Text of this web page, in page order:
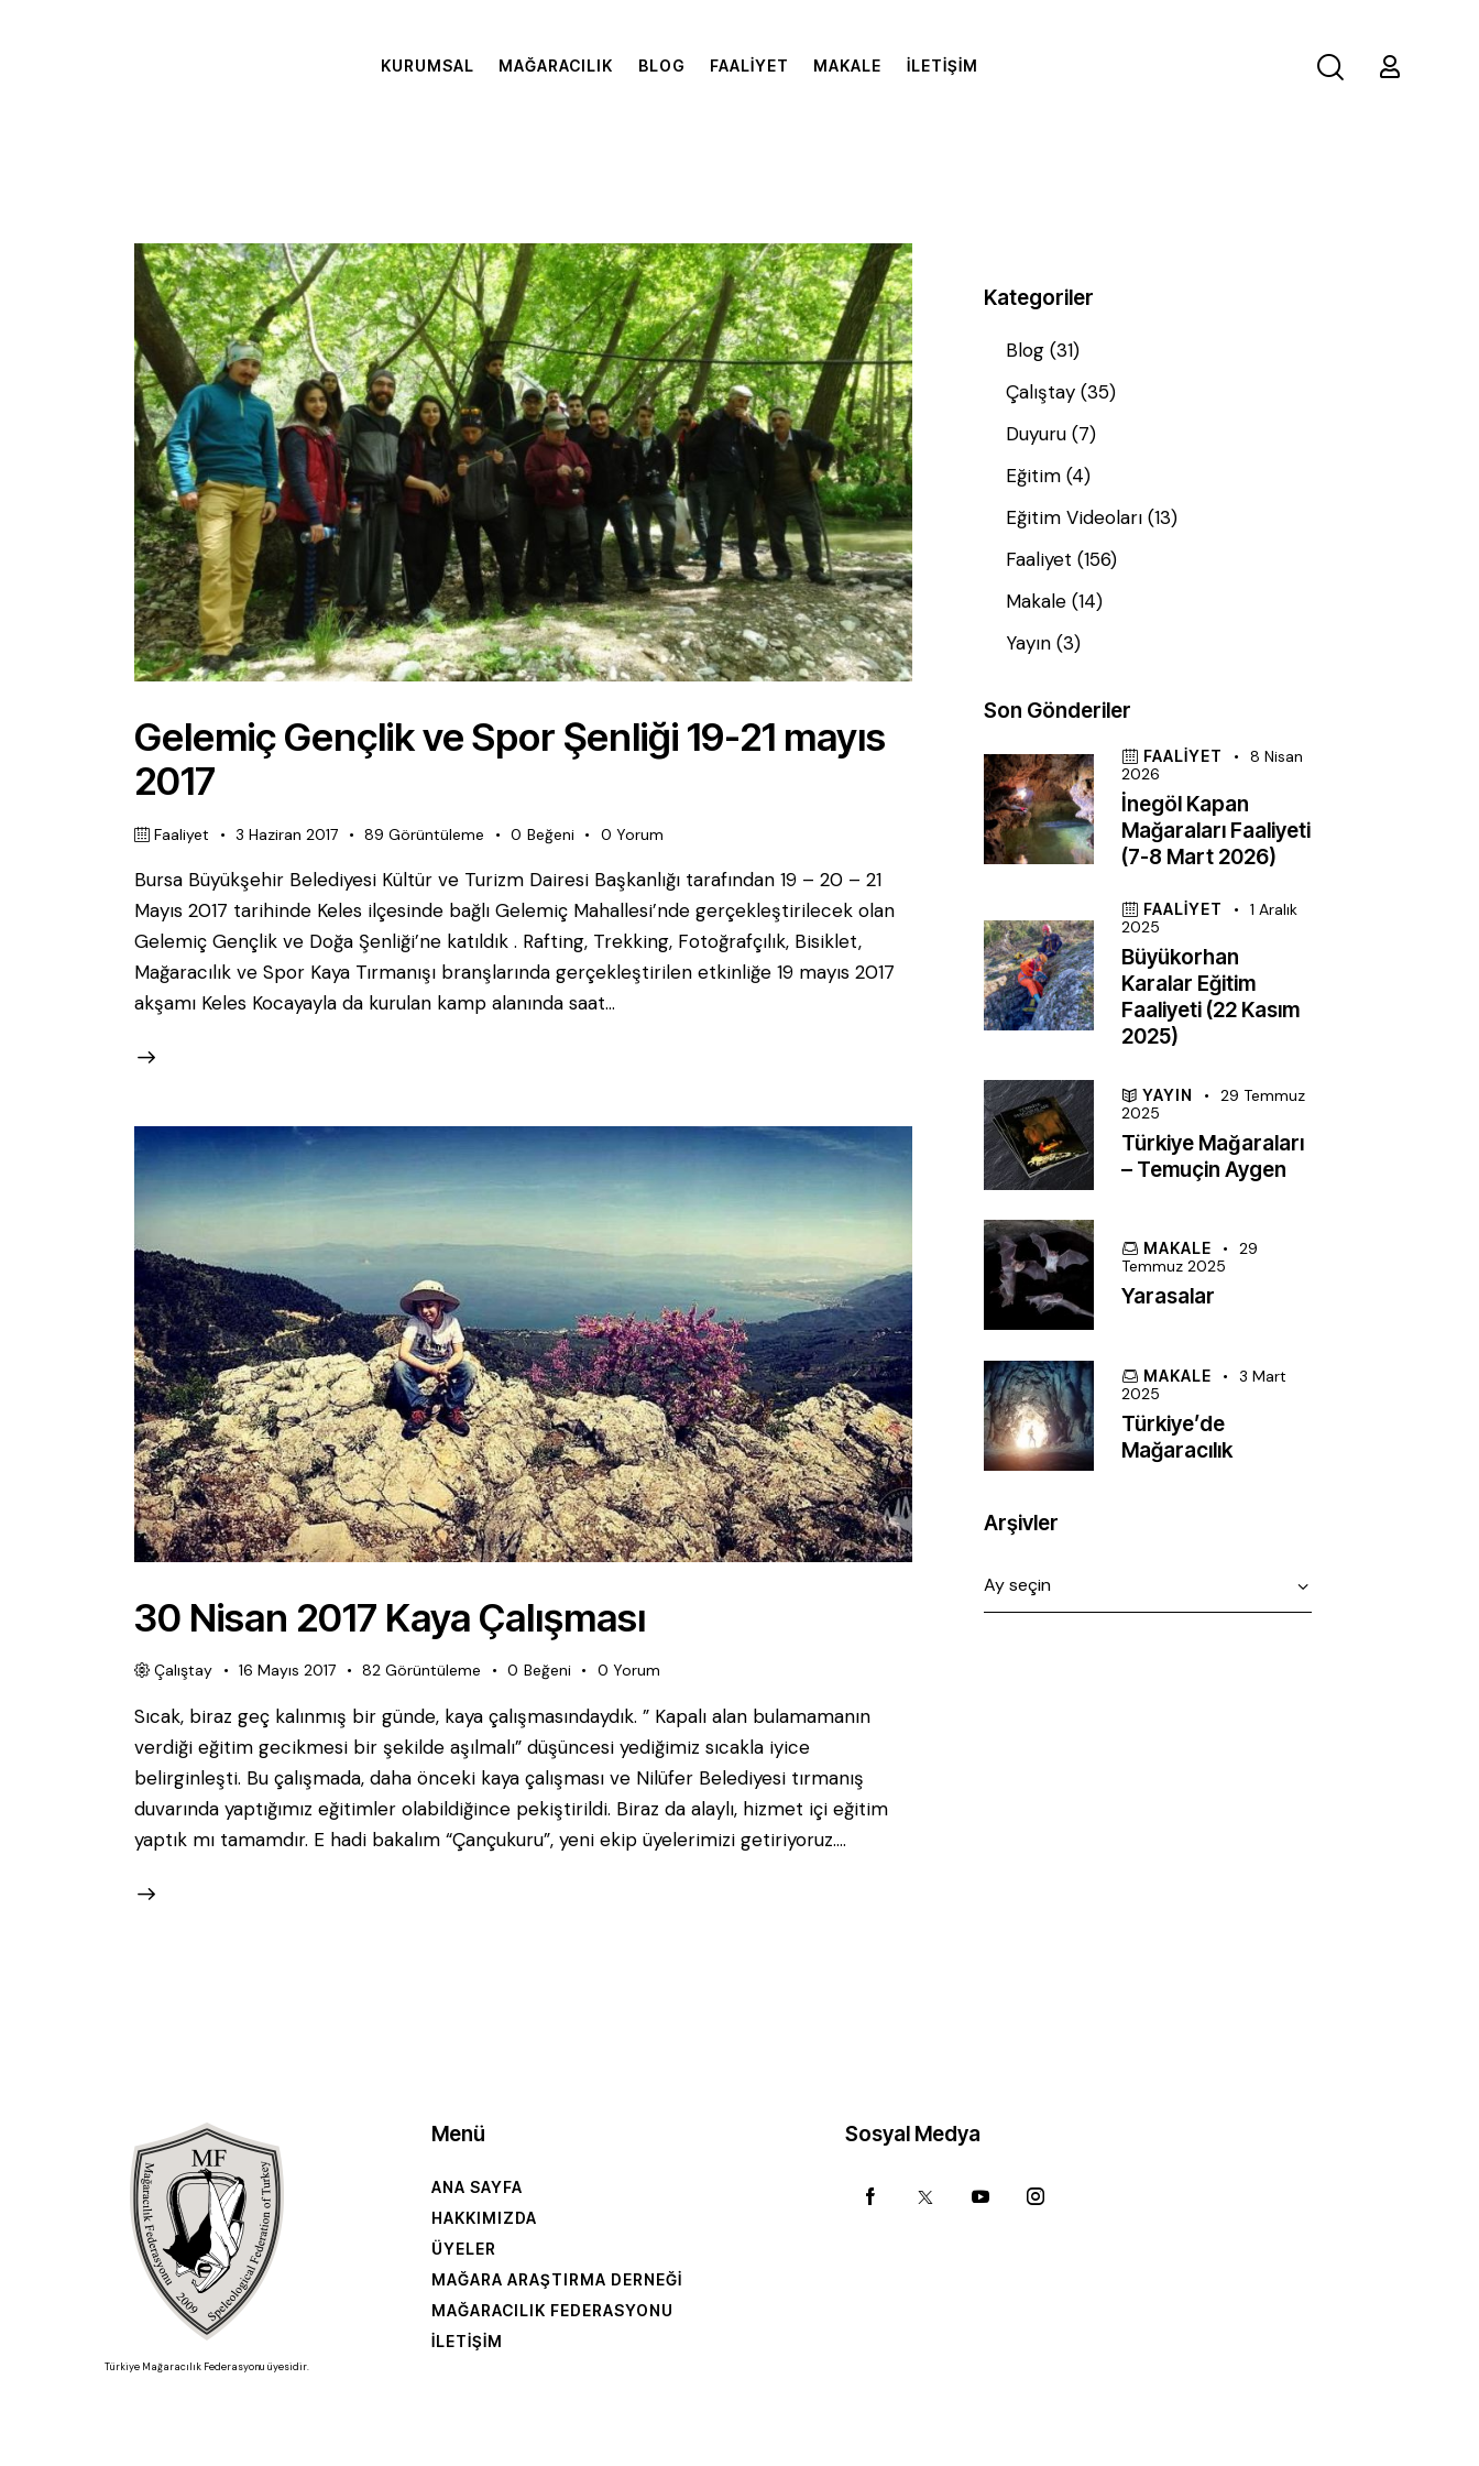
KURUMSAL MAĞARACILIK BLOG FAALIYET MAKALE İLETIŞIM
Gelemiç Gençlik ve Spor Şenliği 19-21 mayıs
2017
Faaliyet 3 Haziran 2017 89 Görüntüleme 0 Beğeni 0 Yorum
Bursa Büyükşehir Belediyesi Kültür ve Turizm Dairesi Başkanlığı tarafından 19 – 20 – 21
Mayıs 2017 tarihinde Keles ilçesinde bağlı Gelemiç Mahallesi’nde gerçekleştirilecek olan
Gelemiç Gençlik ve Doğa Şenliği’ne katıldık . Rafting, Trekking, Fotoğrafçılık, Bisiklet,
Mağaracılık ve Spor Kaya Tırmanışı branşlarında gerçekleştirilen etkinliğe 19 mayıs 2017
akşamı Keles Kocayayla da kurulan kamp alanında saat…
30 Nisan 2017 Kaya Çalışması
Çalıştay 16 Mayıs 2017 82 Görüntüleme 0 Beğeni 0 Yorum
Sıcak, biraz geç kalınmış bir günde, kaya çalışmasındaydık. ” Kapalı alan bulamamanın
verdiği eğitim gecikmesi bir şekilde aşılmalı” düşüncesi yediğimiz sıcakla iyice
belirginleşti. Bu çalışmada, daha önceki kaya çalışması ve Nilüfer Belediyesi tırmanış
duvarında yaptığımız eğitimler olabildiğince pekiştirildi. Biraz da alaylı, hizmet içi eğitim
yaptık mı tamamdır. E hadi bakalım “Çançukuru”, yeni ekip üyelerimizi getiriyoruz.…
Kategoriler
Blog (31)
Çalıştay (35)
Duyuru (7)
Eğitim (4)
Eğitim Videoları (13)
Faaliyet (156)
Makale (14)
Yayın (3)
Son Gönderiler
FAALIYET
8 Nisan
2026
İnegöl Kapan
Mağaraları Faaliyeti
(7-8 Mart 2026)
FAALIYET
1 Aralık
2025
Büyükorhan
Karalar Eğitim
Faaliyeti (22 Kasım
2025)
YAYIN
29 Temmuz
2025
Türkiye Mağaraları
– Temuçin Aygen
MAKALE
29
Temmuz 2025
Yarasalar
MAKALE
3 Mart
2025
Türkiye’de
Mağaracılık
Arşivler
Türkiye Mağaracılık Federasyonu üyesidir.
Menü
ANA SAYFA
HAKKIMIZDA
ÜYELER
MAĞARA ARAŞTIRMA DERNEĞI
MAĞARACILIK FEDERASYONU
İLETIŞIM
Sosyal Medya